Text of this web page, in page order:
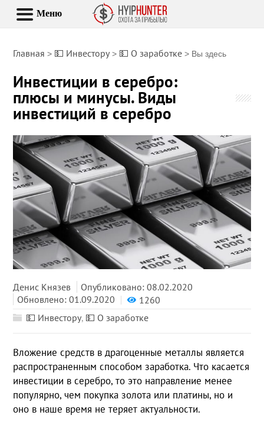
Главная > 💵 Инвестору> 💵 О заработке > Вы здесь
Инвестиции в серебро:
плюсы и минусы. Виды
инвестиций в серебро
Денис Князев
Опубликовано: 08.02.2020
Обновлено: 01.09.2020
1260
💵 Инвестору, 💵 О заработке
Вложение средств в драгоценные металлы является
распространенным способом заработка. Что касается
инвестиции в серебро, то это направление менее
популярно, чем покупка золота или платины, но и
оно в наше время не теряет актуальности.
Меню